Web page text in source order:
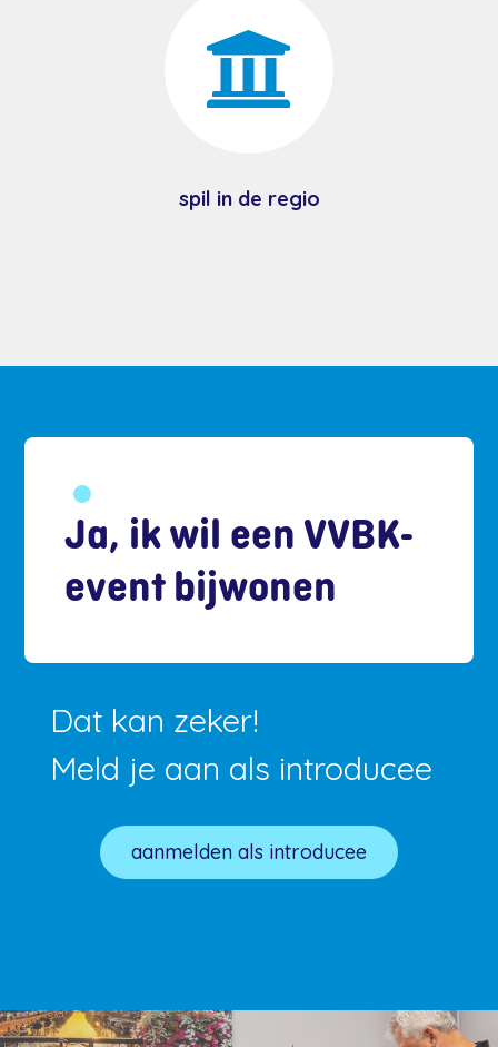

spil in de regio
Ja, ik wil een VVBK-
event bijwonen
Dat kan zeker!
Meld je aan als introducee
aanmelden als introducee